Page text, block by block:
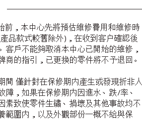
前，本中心先將預估維修費用和維修時
品款式較舊除外)，在收到客户確認後
客戶不能夠取消本中心已開始的維修，
商的指引，已更换的零件將不予退回。
間 僅針對在保修期内產生或發現折非人
障，如果在保修期内因進水、跌/率、
素致使零件生鏽、捐壞及其他事故均不
範圍内，以及外觀部份一概不給與保